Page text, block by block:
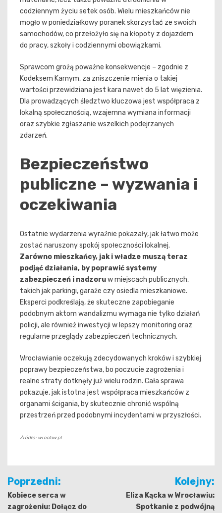
codziennym życiu setek osób. Wielu mieszkańców nie
mogło w poniedziałkowy poranek skorzystać ze swoich
samochodów, co przełożyło się na kłopoty z dojazdem
do pracy, szkoły i codziennymi obowiązkami.
Sprawcom grożą poważne konsekwencje – zgodnie z
Kodeksem Karnym, za zniszczenie mienia o takiej
wartości przewidziana jest kara nawet do 5 lat więzienia.
Dla prowadzących śledztwo kluczowa jest współpraca z
lokalną społecznością, wzajemna wymiana informacji
oraz szybkie zgłaszanie wszelkich podejrzanych
zdarzeń.
Bezpieczeństwo
publiczne – wyzwania i
oczekiwania
Ostatnie wydarzenia wyraźnie pokazały, jak łatwo może
zostać naruszony spokój społeczności lokalnej.
Zarówno mieszkańcy, jak i władze muszą teraz
podjąć działania, by poprawić systemy
zabezpieczeń i nadzoruw miejscach publicznych,
takich jak parkingi, garaże czy osiedla mieszkaniowe.
Eksperci podkreślają, że skuteczne zapobieganie
podobnym aktom wandalizmu wymaga nie tylko działań
policji, ale również inwestycji w lepszy monitoring oraz
regularne przeglądy zabezpieczeń technicznych.
Wrocławianie oczekują zdecydowanych kroków i szybkiej
poprawy bezpieczeństwa, bo poczucie zagrożenia i
realne straty dotknęły już wielu rodzin. Cała sprawa
pokazuje, jak istotna jest współpraca mieszkańców z
organami ścigania, by skutecznie chronić wspólną
przestrzeń przed podobnymi incydentami w przyszłości.
Źródło: wroclaw.pl
Nawigacja
wpisu
Poprzedni:
Kobiece serca w
zagrożeniu: Dołącz do
Kolejny:
Eliza Kącka w Wrocławiu:
Spotkanie z podwójną